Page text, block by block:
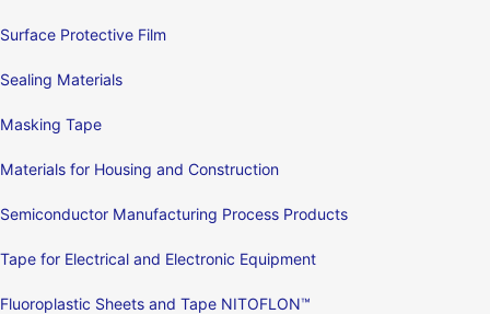
Surface Protective Film
Sealing Materials
Masking Tape
Materials for Housing and Construction
Semiconductor Manufacturing Process Products
Tape for Electrical and Electronic Equipment
Fluoroplastic Sheets and Tape NITOFLON™